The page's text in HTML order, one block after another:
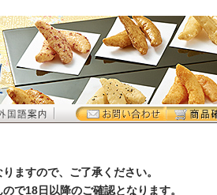
ますので、ご了承ください。
で18日以降のご確認となります。